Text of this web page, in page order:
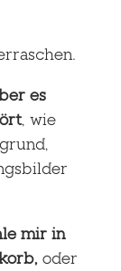
es
, wie
mir in
oder